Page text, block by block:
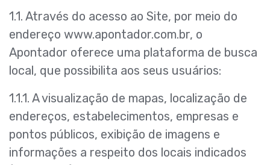
1.1. Através do acesso ao Site, por meio do
endereço www.apontador.com.br, o
Apontador oferece uma plataforma de busca
local, que possibilita aos seus usuários:
1.1.1. A visualização de mapas, localização de
endereços, estabelecimentos, empresas e
pontos públicos, exibição de imagens e
informações a respeito dos locais indicados